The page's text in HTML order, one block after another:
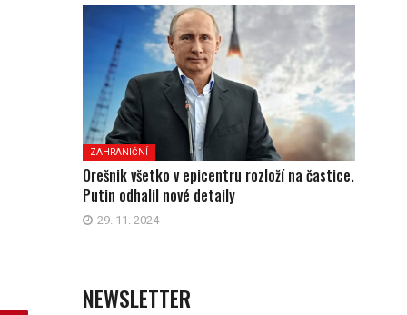
ZAHRANIČNÍ
Orešnik všetko v epicentru rozloží na častice.
Putin odhalil nové detaily
29. 11. 2024
NEWSLETTER